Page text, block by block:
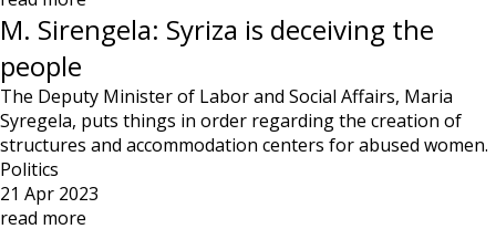
M. Sirengela: Syriza is deceiving the
people
The Deputy Minister of Labor and Social Affairs, Maria
Syregela, puts things in order regarding the creation of
structures and accommodation centers for abused women.
Politics
21 Apr 2023
read more